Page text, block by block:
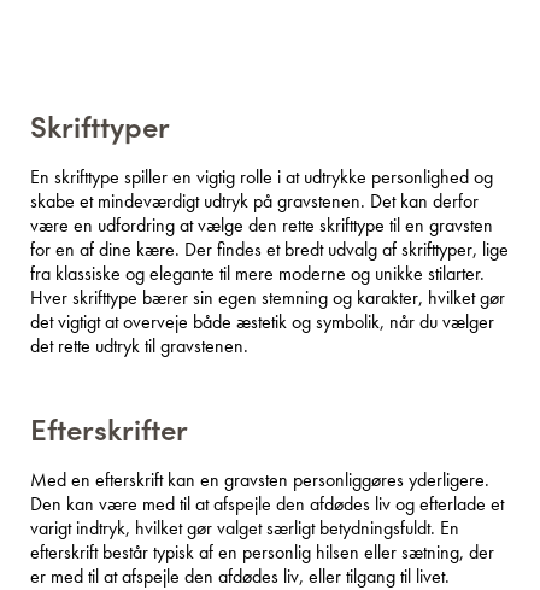
Skrifttyper
En skrifttype spiller en vigtig rolle i at udtrykke personlighed og
skabe et mindeværdigt udtryk på gravstenen. Det kan derfor
være en udfordring at vælge den rette skrifttype til en gravsten
for en af dine kære. Der findes et bredt udvalg af skrifttyper, lige
fra klassiske og elegante til mere moderne og unikke stilarter.
Hver skrifttype bærer sin egen stemning og karakter, hvilket gør
det vigtigt at overveje både æstetik og symbolik, når du vælger
det rette udtryk til gravstenen.
Efterskrifter
Med en efterskrift kan en gravsten personliggøres yderligere.
Den kan være med til at afspejle den afdødes liv og efterlade et
varigt indtryk, hvilket gør valget særligt betydningsfuldt. En
efterskrift består typisk af en personlig hilsen eller sætning, der
er med til at afspejle den afdødes liv, eller tilgang til livet.